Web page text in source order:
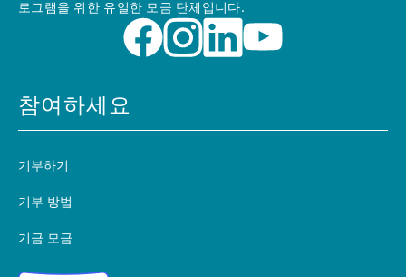
로그램을 위한 유일한 모금 단체입니다.
참여하세요
기부하기
기부 방법
기금 모금